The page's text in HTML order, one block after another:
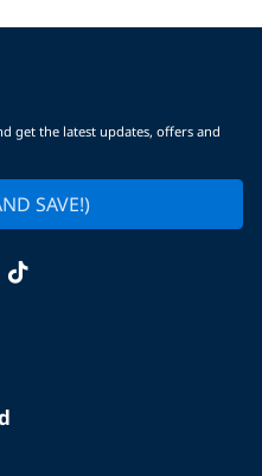
get the latest updates, offers and
SAVE!)